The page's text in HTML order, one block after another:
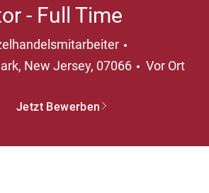
- Full Time
New Jersey, 07066 Vor Ort
Jetzt Bewerben